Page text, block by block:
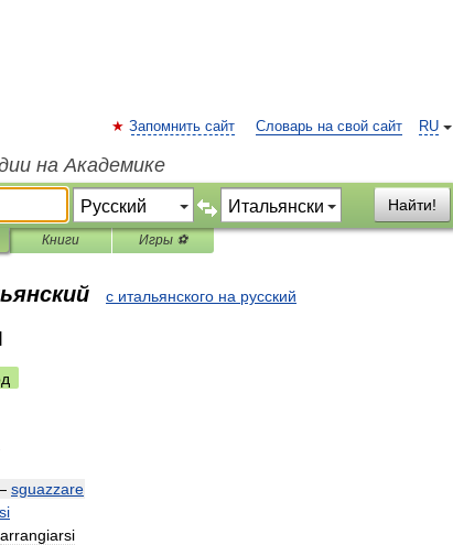
RU
Запомнить сайт Словарь на свой сайт
на Академике
Найти!
Книги Игры ⚽
с итальянского на русский
sguazzare
arrangiarsi